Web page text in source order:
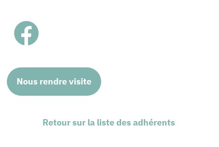
Nous rendre visite
Retour sur la liste des adhérents